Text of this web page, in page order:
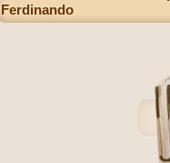
Ferdinando